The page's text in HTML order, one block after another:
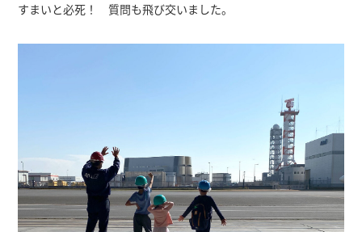
すまいと必死！ 質問も飛び交いました。